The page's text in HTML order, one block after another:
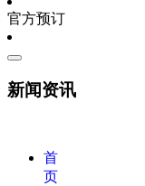
官方预订
新闻资讯
首
页